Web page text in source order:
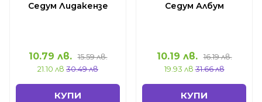
Седум Лидакензе
10.79 лв.
15.59 лв.
21.10 лв 30.49 лв
КУПИ
Седум Албум
10.19 лв.
16.19 лв.
19.93 лв 31.66 лв
КУПИ